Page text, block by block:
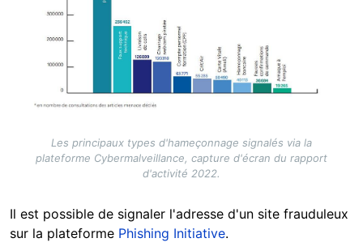
Les principaux types d'hameçonnage signalés via la
plateforme Cybermalveillance, capture d'écran du rapport
d'activité 2022.
Il est possible de signaler l'adresse d'un site frauduleux
sur la plateforme Phishing Initiative.